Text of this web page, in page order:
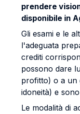
prendere
disponibile in
Gli esami e le
l'adeguata
crediti
possono dare
profitto) o a un
idoneità) e
Le modalità di